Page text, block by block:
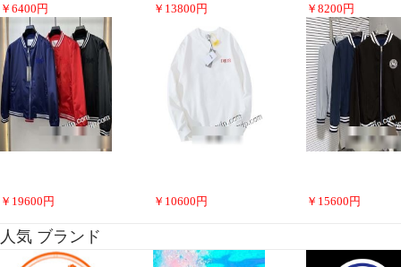
￥ 6400 円 ￥ 13800 円 ￥ 8200 円
￥ 19600 円 ￥ 10600 円 ￥ 15600 円
人気 ブランド